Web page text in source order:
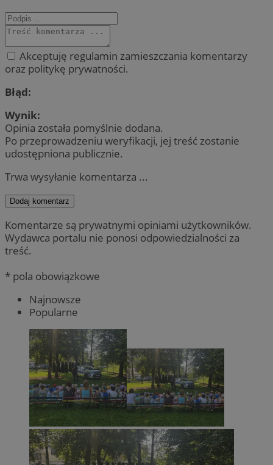
Akceptuję regulamin zamieszczania komentarzy
oraz politykę prywatności.
Błąd:
Wynik:
Opinia została pomyślnie dodana.
Po przeprowadzeniu weryfikacji, jej treść zostanie
udostępniona publicznie.
Trwa wysyłanie komentarza ...
Dodaj komentarz
Komentarze są prywatnymi opiniami użytkowników.
Wydawca portalu nie ponosi odpowiedzialności za
treść.
* pola obowiązkowe
Najnowsze
Popularne